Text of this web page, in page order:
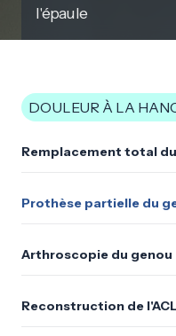
l'épaule
DOULEUR À LA
Remplacement total
Prothèse partielle du
Arthroscopie du genou
Reconstruction de l'ACL